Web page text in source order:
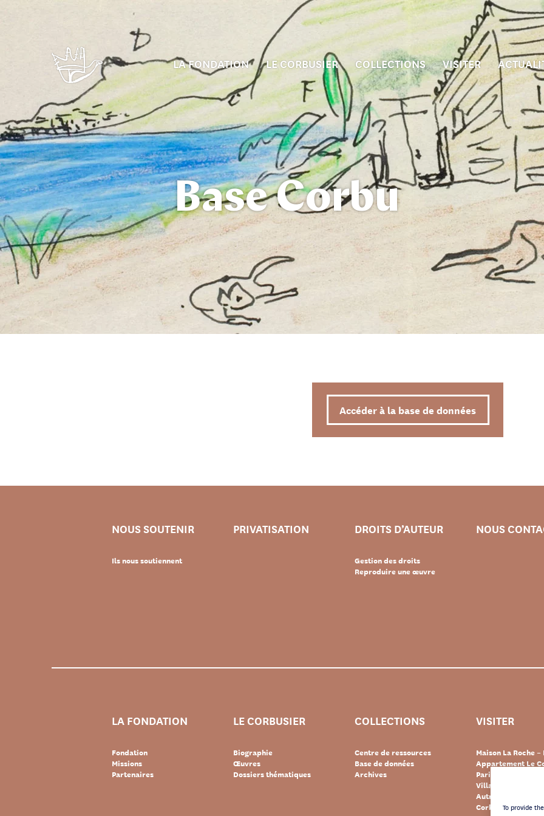
To provide
LA FONDATION LE CORBUSIER COLLECTIONS VISITER
Base Corbu
Accéder à la base de données
NOUS SOUTENIR
Ils nous soutiennent
PRIVATISATION DROITS D’AUTEUR
Gestion des droits
Reproduire une œuvre
NOUS
LA FONDATION
Fondation
Missions
Partenaires
LE CORBUSIER
Biographie
Œuvres
Dossiers thématiques
COLLECTIONS
Centre de ressources
Base de données
Archives
VISITER
Maison La Roche
Appartement Le
Paris
Villa « Le Lac » –
Autres
Corbusier